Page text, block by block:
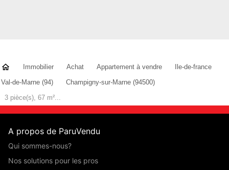
Immobilier Achat Appartement à vendre
Ile-de-france
Val-de-Marne (94)
Champigny-sur-Marne (94500)
3 pièce(s), 67 m²...
A propos de ParuVendu
Qui sommes-nous?
Nos solutions pour les pros